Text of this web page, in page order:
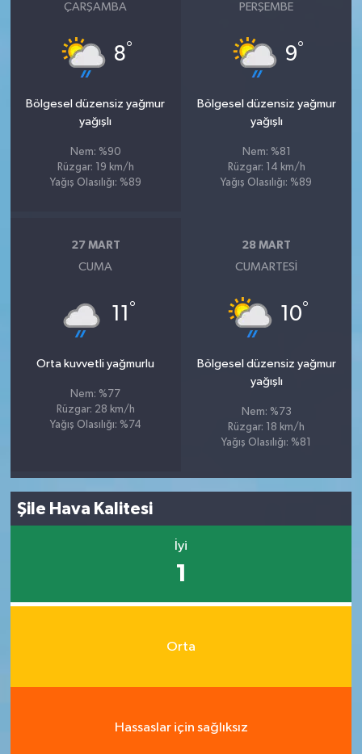
ÇARŞAMBA
8°
Bölgesel düzensiz yağmur
yağışlı
Nem: %90
Rüzgar: 19 km/h
Yağış Olasılığı: %89
PERŞEMBE
9°
Bölgesel düzensiz yağmur
yağışlı
Nem: %81
Rüzgar: 14 km/h
Yağış Olasılığı: %89
27 MART
CUMA
11 °
Orta kuvvetli yağmurlu
Nem: %77
Rüzgar: 28 km/h
Yağış Olasılığı: %74
28 MART
CUMARTESI
10°
Bölgesel düzensiz yağmur
yağışlı
Nem: %73
Rüzgar: 18 km/h
Yağış Olasılığı: %81
Şile Hava Kalitesi
İyi
1
Orta
Hassaslar için sağlıksız